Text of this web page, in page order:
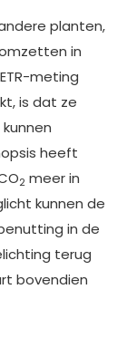
planten,
in
meting
is dat ze
heeft
2 meer in
kunnen de
in de
terug
bovendien